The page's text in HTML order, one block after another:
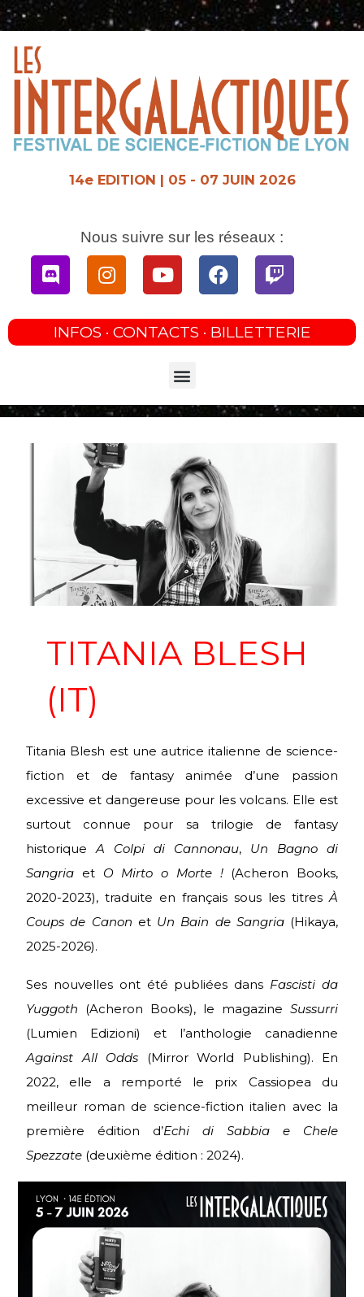
Aller
au
14e EDITION | 05 - 07 JUIN 2026
Nous suivre sur les réseaux :
DiscordInstagramYoutubeFacebookTwitch
INFOS · CONTACTS · BILLETTERIE
Menu
TITANIA BLESH
(IT)
Titania Blesh est une autrice italienne de science-
fiction et de fantasy animée d’une passion
excessive et dangereuse pour les volcans. Elle est
surtout connue pour sa trilogie de fantasy
historiqueA Colpi di Cannonau, Un Bagno di
Sangria et O Mirto o Morte !(Acheron Books,
2020-2023), traduite en français sous les titresÀ
Coups de Canon et Un Bain de Sangria(Hikaya,
2025-2026).
Ses nouvelles ont été publiées dans Fascisti da
Yuggoth (Acheron Books), le magazine Sussurri
(Lumien Edizioni) et l’anthologie canadienne
Against All Odds (Mirror World Publishing). En
2022, elle a remporté le prix Cassiopea du
meilleur roman de science-fiction italien avec la
première édition d’Echi di Sabbia e Chele
Spezzate (deuxième édition : 2024).